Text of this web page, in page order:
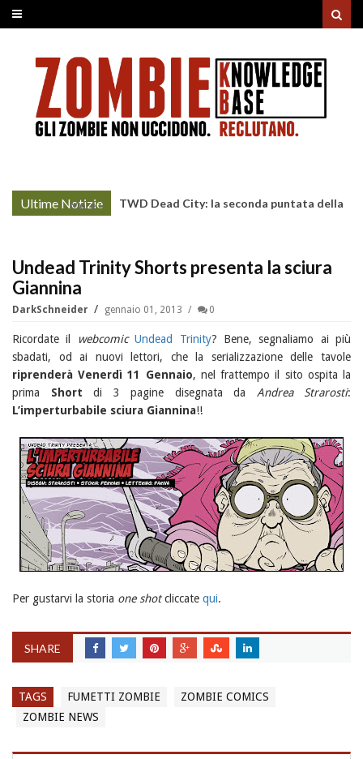
Ultime Notizie
More »
TWD Dead City: la seconda puntata della
Undead Trinity Shorts presenta la sciura
Giannina
DarkSchneider gennaio 01, 2013 0
Ricordate il webcomic Undead Trinity? Bene, segnaliamo ai più
sbadati, od ai nuovi lettori, che la serializzazione delle tavole
riprenderà Venerdì 11 Gennaio, nel frattempo il sito ospita la
prima Short di 3 pagine disegnata da Andrea Strarosti:
L’imperturbabile sciura Giannina!!
Per gustarvi la storia one shotcliccate qui.
SHARE
TAGS FUMETTI ZOMBIE
ZOMBIE COMICS
ZOMBIE NEWS